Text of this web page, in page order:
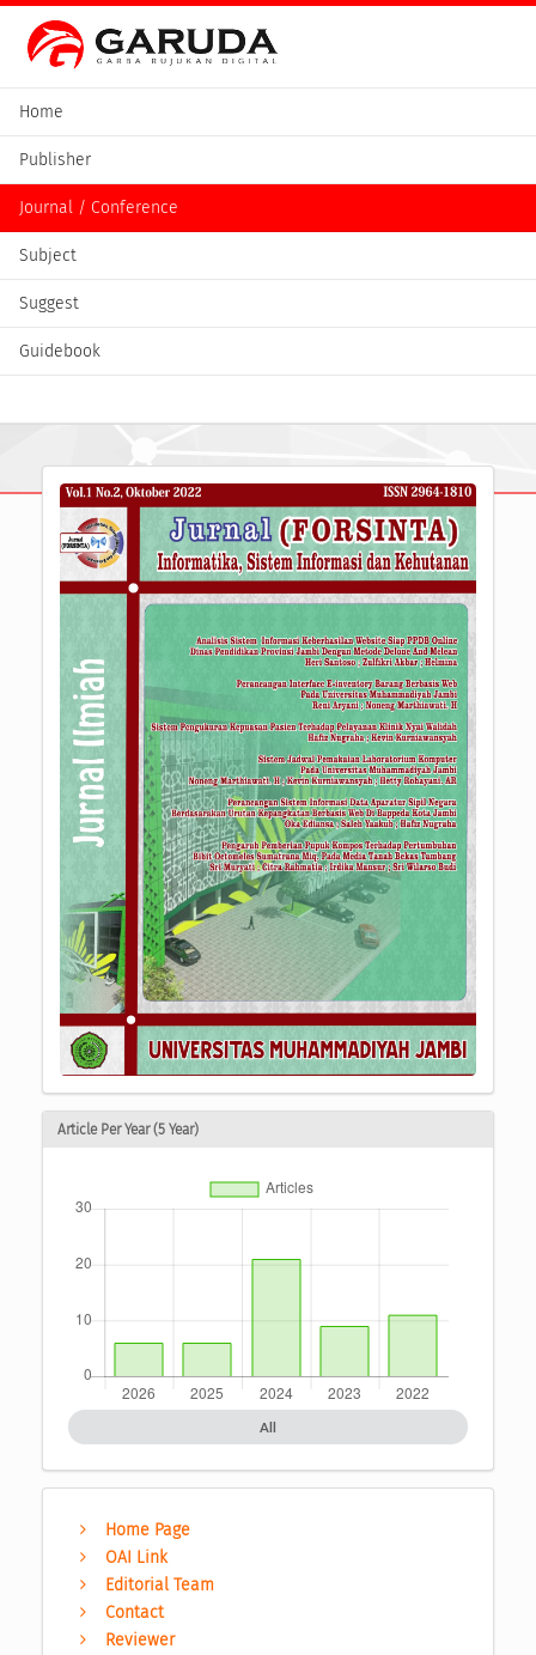
Home
Publisher
Journal / Conference
Subject
Suggest
Guidebook
Article Per Year (5 Year)
All
Home Page
OAI Link
Editorial Team
Contact
Reviewer